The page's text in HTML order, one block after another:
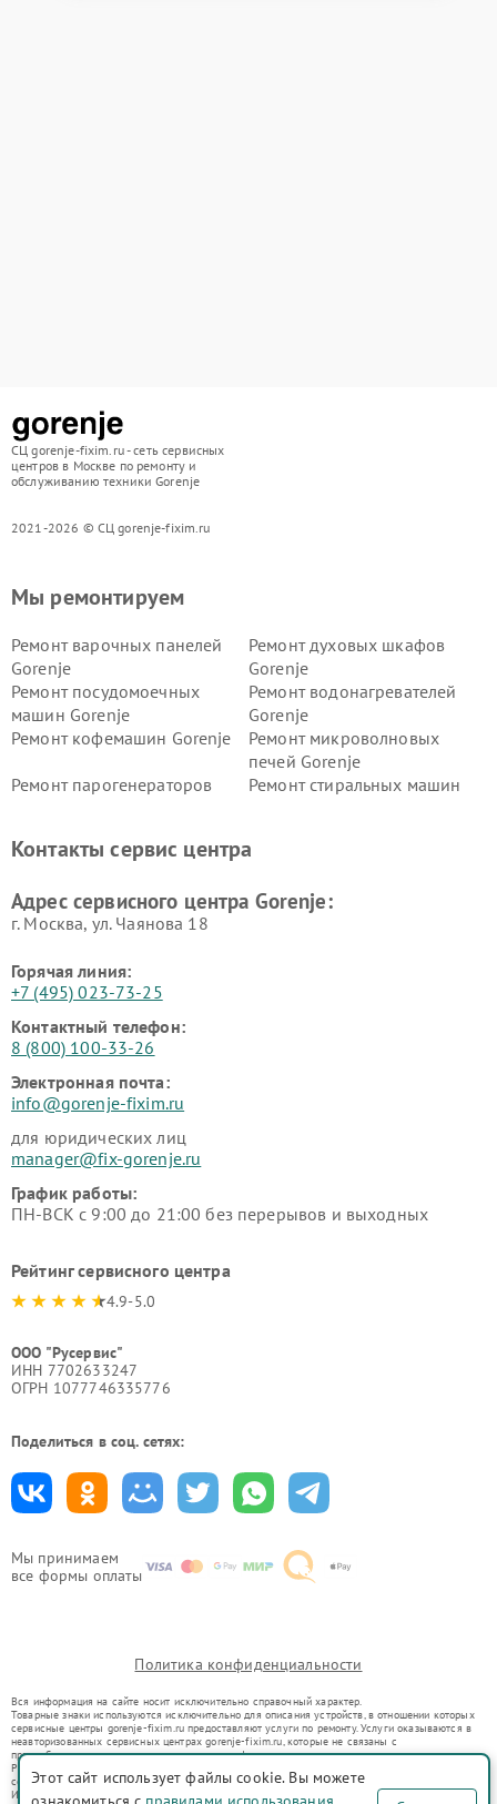
СЦ gorenje-fixim.ru - сеть сервисных
центров в Москве по ремонту и
обслуживанию техники Gorenje
2021-2026 © СЦ gorenje-fixim.ru
Мы принимаем
все формы оплаты
Мы ремонтируем
Ремонт варочных панелей
Gorenje
Ремонт духовых шкафов
Gorenje
Ремонт посудомоечных
машин Gorenje
Ремонт водонагревателей
Gorenje
Ремонт кофемашин Gorenje
Ремонт микроволновых
печей Gorenje
Ремонт парогенераторов
Ремонт стиральных машин
Контакты сервис центра
Адрес сервисного центра Gorenje:
г. Москва, ул. Чаянова 18
Горячая линия:
+7 (495) 023-73-25
Контактный телефон:
8 (800) 100-33-26
Электронная почта:
info@gorenje-fixim.ru
для юридических лиц
manager@fix-gorenje.ru
График работы:
ПН-ВСК с 9:00 до 21:00 без перерывов и выходных
Рейтинг сервисного центра
4.9-5.0
ООО "Русервис"
ИНН 7702633247
ОГРН 1077746335776
Поделиться в соц. сетях:
Политика конфиденциальности
Вся информация на сайте носит исключительно справочный характер.
Товарные знаки используются исключительно для описания устройств, в отношении которых
сервисные центры gorenje-fixim.ru предоставляют услуги по ремонту. Услуги оказываются в
неавторизованных сервисных центрах gorenje-fixim.ru, которые не связаны с
правообладателями товарных знаков или их официальными представителями.
Ремонт осуществляется для устройств, уже введенных в гражданский оборот в соответствии
со статьей 1487 ГК РФ.
Использование товарных знаков не преследует цели индивидуализации услуг или введения
Этот сайт использует файлы cookie. Вы можете